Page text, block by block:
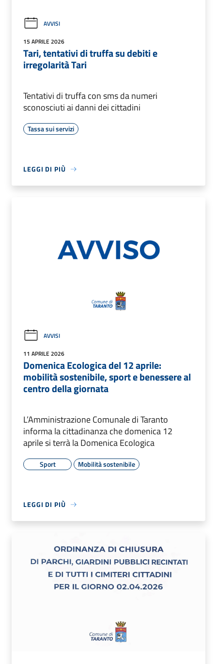
AVVISI
15 APRILE 2026
Tari, tentativi di truffa su debiti e
irregolarità Tari
Tentativi di truffa con sms da numeri
sconosciuti ai danni dei cittadini
Tassa sui servizi
LEGGI DI PIÙ
AVVISI
11 APRILE 2026
Domenica Ecologica del 12 aprile:
mobilità sostenibile, sport e benessere al
centro della giornata
L’Amministrazione Comunale di Taranto
informa la cittadinanza che domenica 12
aprile si terrà la Domenica Ecologica
Sport Mobilità sostenibile
LEGGI DI PIÙ